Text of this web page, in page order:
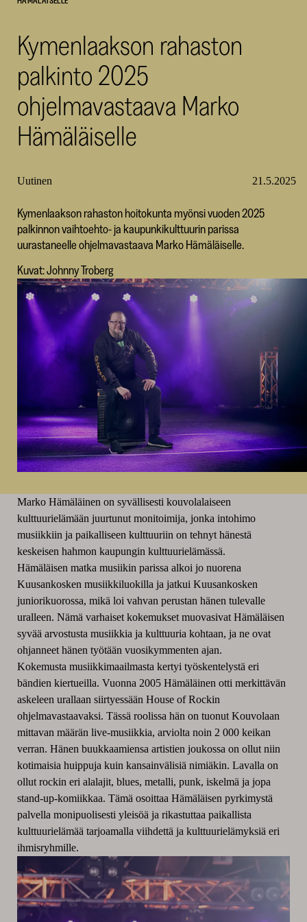
Kymenlaakson rahaston
palkinto 2025
ohjelmavastaava Marko
Hämäläiselle
Uutinen 21.5.2025
Kymenlaakson rahaston hoitokunta myönsi vuoden 2025
palkinnon vaihtoehto- ja kaupunkikulttuurin parissa
uurastaneelle ohjelmavastaava Marko Hämäläiselle.
Kuvat: Johnny Troberg
Marko Hämäläinen on syvällisesti kouvolalaiseen
kulttuurielämään juurtunut monitoimija, jonka intohimo
musiikkiin ja paikalliseen kulttuuriin on tehnyt hänestä
keskeisen hahmon kaupungin kulttuurielämässä.
Hämäläisen matka musiikin parissa alkoi jo nuorena
Kuusankosken musiikkiluokilla ja jatkui Kuusankosken
juniorikuorossa, mikä loi vahvan perustan hänen tulevalle
uralleen. Nämä varhaiset kokemukset muovasivat Hämäläisen
syvää arvostusta musiikkia ja kulttuuria kohtaan, ja ne ovat
ohjanneet hänen työtään vuosikymmenten ajan.
Kokemusta musiikkimaailmasta kertyi työskentelystä eri
bändien kiertueilla. Vuonna 2005 Hämäläinen otti merkittävän
askeleen urallaan siirtyessään House of Rockin
ohjelmavastaavaksi. Tässä roolissa hän on tuonut Kouvolaan
mittavan määrän live-musiikkia, arviolta noin 2 000 keikan
verran. Hänen buukkaamiensa artistien joukossa on ollut niin
kotimaisia huippuja kuin kansainvälisiä nimiäkin. Lavalla on
ollut rockin eri alalajit, blues, metalli, punk, iskelmä ja jopa
stand-up-komiikkaa. Tämä osoittaa Hämäläisen pyrkimystä
palvella monipuolisesti yleisöä ja rikastuttaa paikallista
kulttuurielämää tarjoamalla viihdettä ja kulttuurielämyksiä eri
ihmisryhmille.